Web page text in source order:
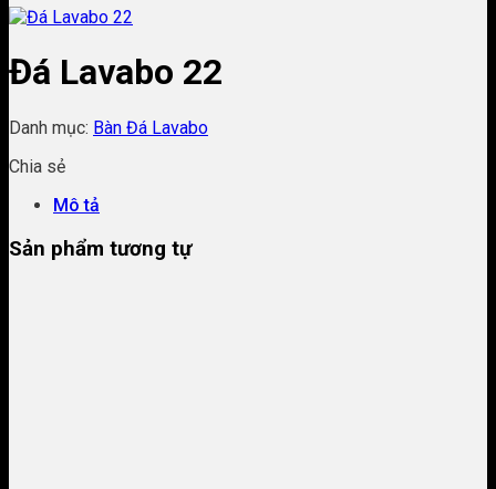
Đá Lavabo 22
Danh mục: Bàn Đá Lavabo
Chia sẻ
Mô tả
Sản phẩm tương tự